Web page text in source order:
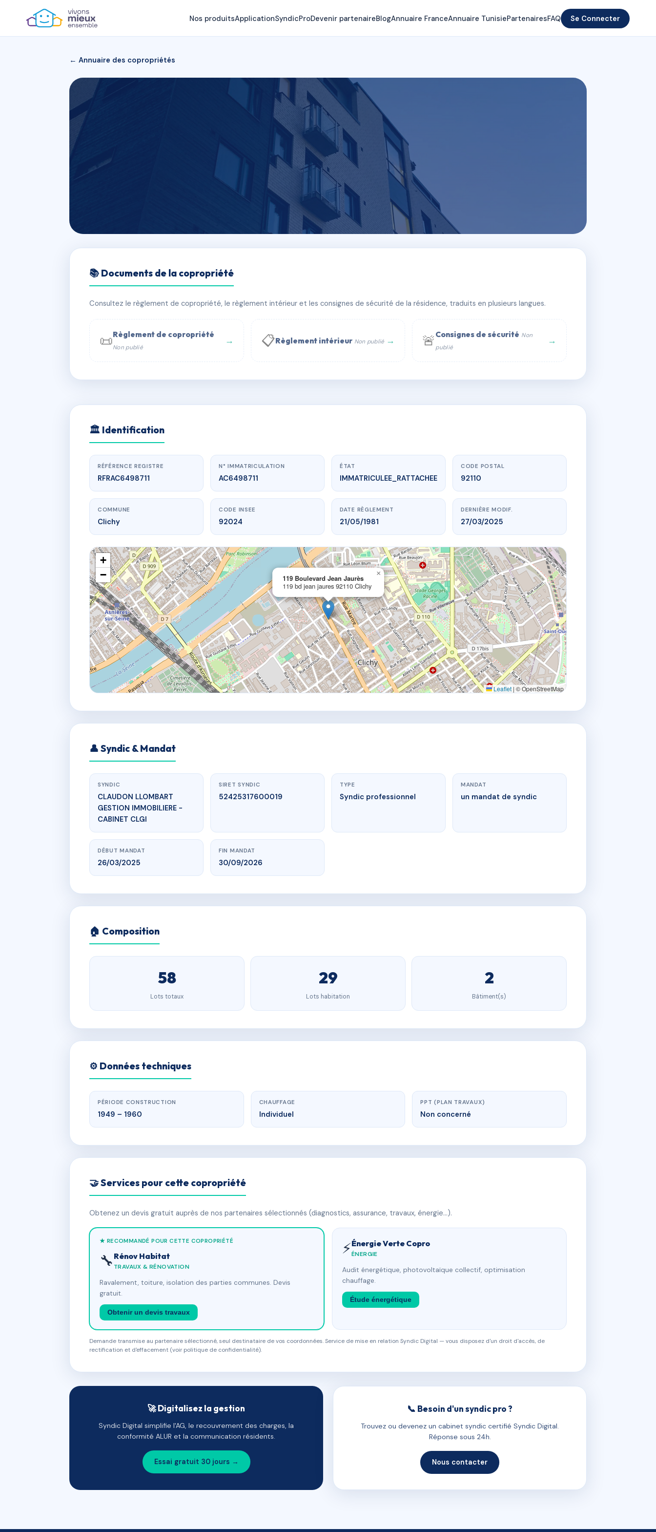
Nos produitsApplicationSyndicProDevenir partenaireBlogAnnuaire FranceAnnuaire TunisiePartenairesFAQ Se Connecter
← Annuaire des copropriétés
119 Boulevard Jean Jaurès
📍 119 bd jean jaures 92110 Clichy
📞 Contacter Syndic Digital 💬 WhatsApp
📚 Documents de la copropriété
Consultez le règlement de copropriété, le règlement intérieur et les consignes de sécurité de la résidence, traduits en plusieurs langues.
📜Règlement de copropriété
Non publié
→ 📋Règlement intérieur Non publié → 🚨 Consignes de sécurité Non
publié
→
AC6498711 🇫🇷
www.vme.plus/AC6498711
119 Boulevard Jean Jaurès
119 bd jean jaures92110 Clichy
🏛 Identification
RÉFÉRENCE REGISTRE
RFRAC6498711
N° IMMATRICULATION
AC6498711
ÉTAT
IMMATRICULEE_RATTACHEE
CODE POSTAL
92110
COMMUNE
Clichy
CODE INSEE
92024
DATE RÈGLEMENT
21/05/1981
DERNIÈRE MODIF.
27/03/2025
119 Boulevard Jean Jaurès
119 bd jean jaures 92110 Clichy
×
+
−
Leaflet | © OpenStreetMap
👤 Syndic & Mandat
SYNDIC
CLAUDON LLOMBART
GESTION IMMOBILIERE -
CABINET CLGI
SIRET SYNDIC
52425317600019
TYPE
Syndic professionnel
MANDAT
un mandat de syndic
DÉBUT MANDAT
26/03/2025
FIN MANDAT
30/09/2026
🏠 Composition
58
Lots totaux
29
Lots habitation
2
Bâtiment(s)
⚙️ Données techniques
PÉRIODE CONSTRUCTION
1949 – 1960
CHAUFFAGE
Individuel
PPT (PLAN TRAVAUX)
Non concerné
🤝 Services pour cette copropriété
Obtenez un devis gratuit auprès de nos partenaires sélectionnés (diagnostics, assurance, travaux, énergie…).
★ RECOMMANDÉ POUR CETTE COPROPRIÉTÉ
🔧 Rénov Habitat
TRAVAUX & RÉNOVATION
Ravalement, toiture, isolation des parties communes. Devis
gratuit.
Obtenir un devis travaux
⚡Énergie Verte Copro
ÉNERGIE
Audit énergétique, photovoltaïque collectif, optimisation
chauffage.
Étude énergétique
Demande transmise au partenaire sélectionné, seul destinataire de vos coordonnées. Service de mise en relation Syndic Digital — vous disposez d'un droit d'accès, de
rectification et d'effacement (voir politique de confidentialité).
🚀 Digitalisez la gestion
Syndic Digital simplifie l'AG, le recouvrement des charges, la
conformité ALUR et la communication résidents.
Essai gratuit 30 jours →
📞 Besoin d'un syndic pro ?
Trouvez ou devenez un cabinet syndic certifié Syndic Digital.
Réponse sous 24h.
Nous contacter